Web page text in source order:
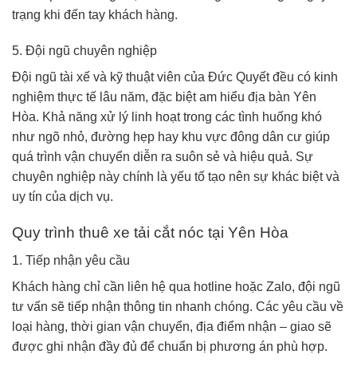
trạng khi đến tay khách hàng.
5. Đội ngũ chuyên nghiệp
Đội ngũ tài xế và kỹ thuật viên của Đức Quyết đều có kinh
nghiệm thực tế lâu năm, đặc biệt am hiểu địa bàn Yên
Hòa. Khả năng xử lý linh hoạt trong các tình huống khó
như ngõ nhỏ, đường hẹp hay khu vực đông dân cư giúp
quá trình vận chuyển diễn ra suôn sẻ và hiệu quả. Sự
chuyên nghiệp này chính là yếu tố tạo nên sự khác biệt và
uy tín của dịch vụ.
Quy trình thuê xe tải cắt nóc tại Yên Hòa
1. Tiếp nhận yêu cầu
Khách hàng chỉ cần liên hệ qua hotline hoặc Zalo, đội ngũ
tư vấn sẽ tiếp nhận thông tin nhanh chóng. Các yêu cầu về
loại hàng, thời gian vận chuyển, địa điểm nhận – giao sẽ
được ghi nhận đầy đủ để chuẩn bị phương án phù hợp.